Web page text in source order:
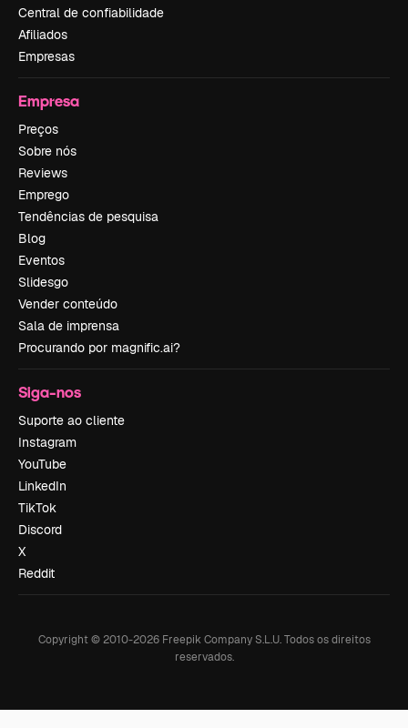
Central de confiabilidade
Afiliados
Empresas
Empresa
Preços
Sobre nós
Reviews
Emprego
Tendências de pesquisa
Blog
Eventos
Slidesgo
Vender conteúdo
Sala de imprensa
Procurando por magnific.ai?
Siga-nos
Suporte ao cliente
Instagram
YouTube
LinkedIn
TikTok
Discord
X
Reddit
Copyright © 2010-2026Freepik Company S.L.U. Todos os direitos
reservados.